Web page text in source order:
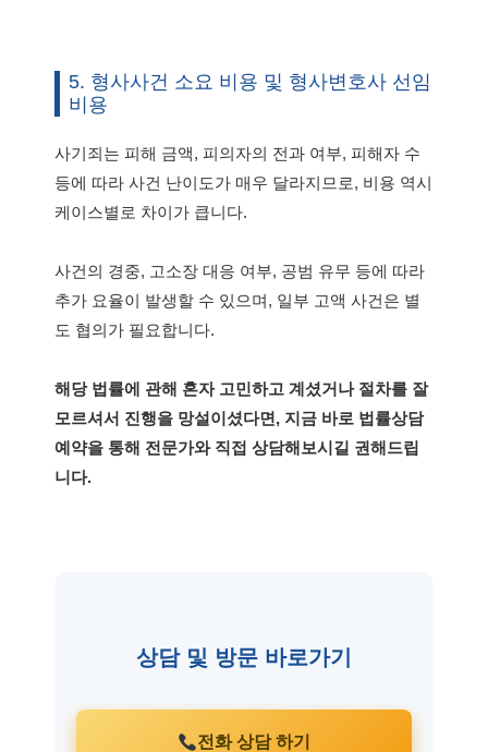
5. 형사사건 소요 비용 및 형사변호사 선임
비용
사기죄는 피해 금액, 피의자의 전과 여부, 피해자 수
등에 따라 사건 난이도가 매우 달라지므로, 비용 역시
케이스별로 차이가 큽니다.
사건의 경중, 고소장 대응 여부, 공범 유무 등에 따라
추가 요율이 발생할 수 있으며, 일부 고액 사건은 별
도 협의가 필요합니다.
해당 법률에 관해 혼자 고민하고 계셨거나 절차를 잘
모르셔서 진행을 망설이셨다면, 지금 바로 법률상담
예약을 통해 전문가와 직접 상담해보시길 권해드립
니다.
상담 및 방문 바로가기
전화 상담 하기